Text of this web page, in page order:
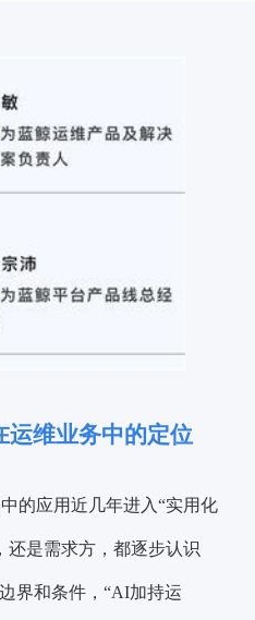
运维业务中的定位
的应用近几年进入“实用化
还是需求方，都逐步认识
界和条件，“AI加持运